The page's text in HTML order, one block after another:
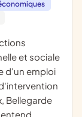
et sociale
d'un emploi
Bellegarde